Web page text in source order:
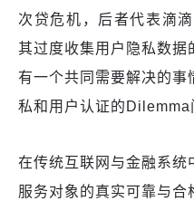
次贷危机，后者代表滴
其过度收集用户隐私数据
有一个共同需要解决的事
私和用户认证的Dilemma
在传统互联网与金融系统
服务对象的真实可靠与